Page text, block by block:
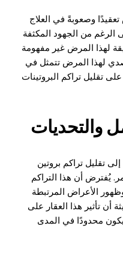
وصعوبةً في العلاج
الرغم من الجهود المكثفة
لهذا المرض غير مفهومة
لهذا المرض تتمثل في
تقليل تراكم البروتينات
والتحديات
تقليل تراكم بروتين
يُفترض أن هذا التراكم
الأعراض المرتبطة
تأثير هذا العقار على
محدودًا في المدى